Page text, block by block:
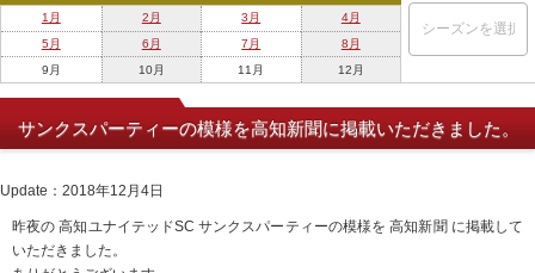
1月 2月 3月
4月
5月
6月 7月
8月
9月
10月 11月 12月
サンクスパーティーの模様を高知新聞に掲載いただきました。
Update：2018年12月4日
昨夜の 高知ユナイテッドSC サンクスパーティーの模様を 高知新聞 に掲載して
いただきました。